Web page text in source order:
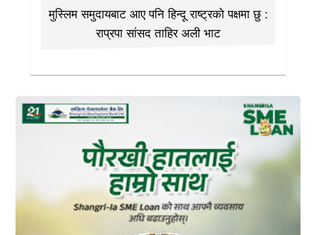
मुस्लिम समुदायबाट आए पनि हिन्दू राष्ट्रको पक्षमा छु :
राप्रपा सांसद ताहिर अली भाट